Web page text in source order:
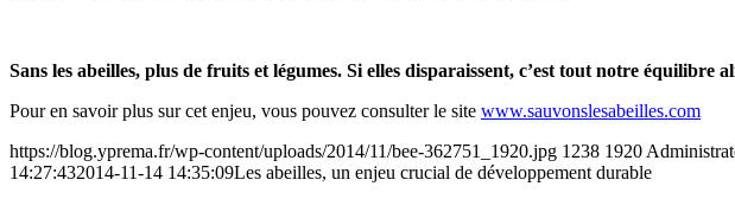
Sans les abeilles, plus de fruits et légumes. Si elles disparaissent, c’est tout notre
Pour en savoir plus sur cet enjeu, vous pouvez consulter le site www.sauvonslesabeilles.com
https://blog.yprema.fr/wp-content/uploads/2014/11/bee-362751_1920.jpg 1238 1920
14:27:432014-11-14 14:35:09Les abeilles, un enjeu crucial de développement durable